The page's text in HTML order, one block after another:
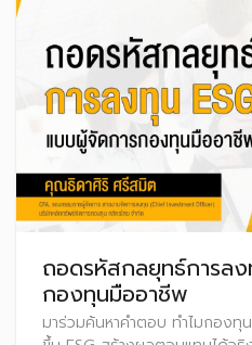
ถอดรหัสกลยุทธ์การล
กองทุนมืออาชีพ
มาร่วมค้นหาคำตอบ ทำไมกองทุ